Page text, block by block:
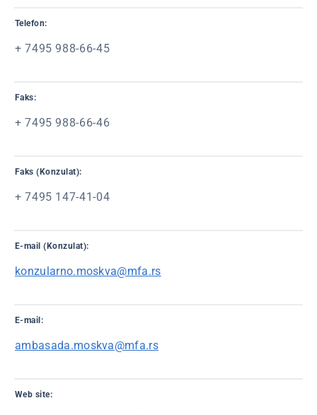
Telefon:
+ 7495 988-66-45
Faks:
+ 7495 988-66-46
Faks (Konzulat):
+ 7495 147-41-04
E-mail (Konzulat):
konzularno.moskva@mfa.rs
E-mail:
ambasada.moskva@mfa.rs
Web site: